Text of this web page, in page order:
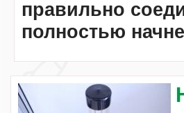
правильно
полностью